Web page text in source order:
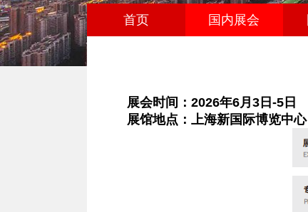
首页 国内展会
展会时间：2026年6月3日-5日
展馆地点：上海新国际博览中心